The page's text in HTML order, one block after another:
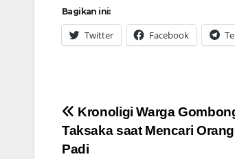
Bagikan ini:
Twitter Facebook
Navigasi
pos
Kronoligi Warga
Taksaka saat Mencari
Padi